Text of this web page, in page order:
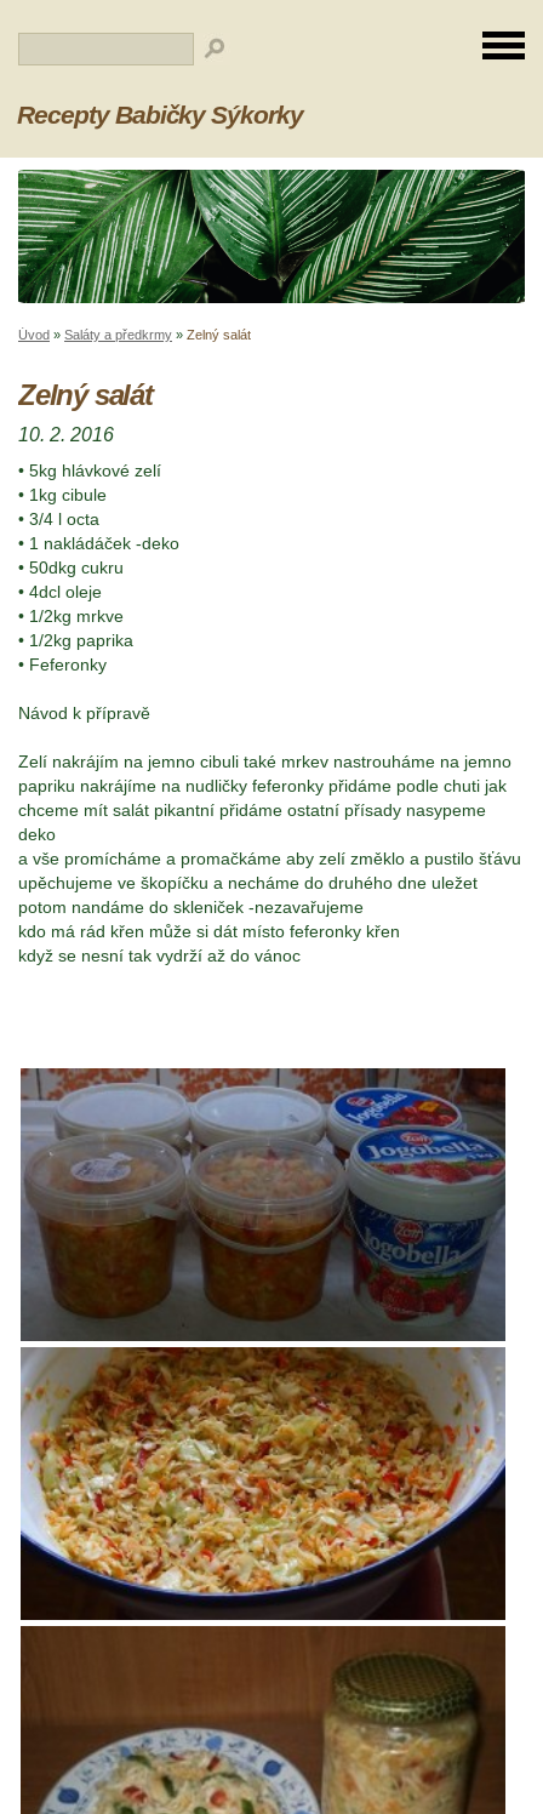
Recepty Babičky Sýkorky
Úvod » Saláty a předkrmy » Zelný salát
Zelný salát
10. 2. 2016
• 5kg hlávkové zelí
• 1kg cibule
• 3/4 l octa
• 1 nakládáček -deko
• 50dkg cukru
• 4dcl oleje
• 1/2kg mrkve
• 1/2kg paprika
• Feferonky
Návod k přípravě
Zelí nakrájím na jemno cibuli také mrkev nastrouháme na jemno
papriku nakrájíme na nudličky feferonky přidáme podle chuti jak
chceme mít salát pikantní přidáme ostatní přísady nasypeme
deko
a vše promícháme a promačkáme aby zelí změklo a pustilo šťávu
upěchujeme ve škopíčku a necháme do druhého dne uležet
potom nandáme do skleniček -nezavařujeme
kdo má rád křen může si dát místo feferonky křen
když se nesní tak vydrží až do vánoc